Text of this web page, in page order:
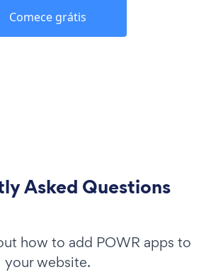
Comece grátis
Asked Questions
how to add POWR apps to
your website.